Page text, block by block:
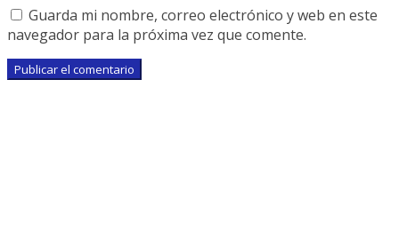
Guarda mi nombre, correo electrónico y web en este
navegador para la próxima vez que comente.